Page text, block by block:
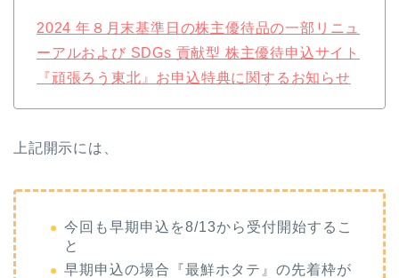
2024 年８月末基準日の株主優待品の一部リニュ
ーアルおよび SDGs 貢献型 株主優待申込サイト
『頑張ろう東北』お申込特典に関するお知らせ
上記開示には、
今回も早期申込を8/13から受付開始するこ
と
早期申込の場合『最鮮ホタテ』の先着枠が